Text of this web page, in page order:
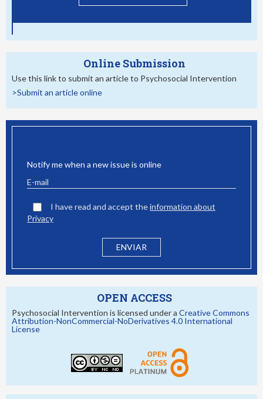
READ MORE
Online Submission
Use this link to submit an article to Psychosocial Intervention
>Submit an article online
Notify me when a new issue is online
I have read and accept theinformation about
Privacy
OPEN ACCESS
Psychosocial Intervention is licensed under a Creative Commons
Attribution-NonCommercial-NoDerivatives 4.0 International
License